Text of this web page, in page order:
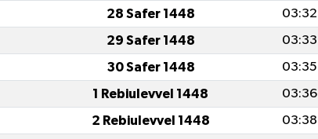
28 Safer 1448 03:32
29 Safer 1448 03:33
30 Safer 1448 03:35
1 Rebiulevvel 1448 03:36
2 Rebiulevvel 1448 03:38